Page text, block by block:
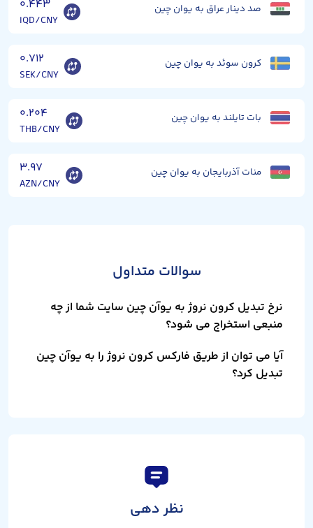
صد دینار عراق به یوان چین ۰.۴۴۳
IQD/CNY
کرون سوئد به یوان چین ۰.۷۱۲
SEK/CNY
بات تایلند به یوان چین ۰.۲۰۴
THB/CNY
منات آذربایجان به یوان چین ۳.۹۷
AZN/CNY
سوالات متداول
نرخ تبدیل کرون نروژ به یوآن چین سایت شما از چه
منبعی استخراج می شود؟
آیا می توان از طریق فارکس کرون نروژ را به یوآن چین
تبدیل کرد؟
نظر دهی